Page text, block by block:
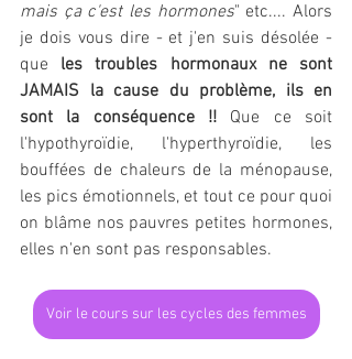
mais ça c'est les hormones" etc.... Alors
je dois vous dire - et j'en suis désolée -
que les troubles hormonaux ne sont
JAMAIS la cause du problème, ils en
sont la conséquence !! Que ce soit
l'hypothyroïdie, l'hyperthyroïdie, les
bouffées de chaleurs de la ménopause,
les pics émotionnels, et tout ce pour quoi
on blâme nos pauvres petites hormones,
elles n'en sont pas responsables.
Voir le cours sur les cycles des femmes